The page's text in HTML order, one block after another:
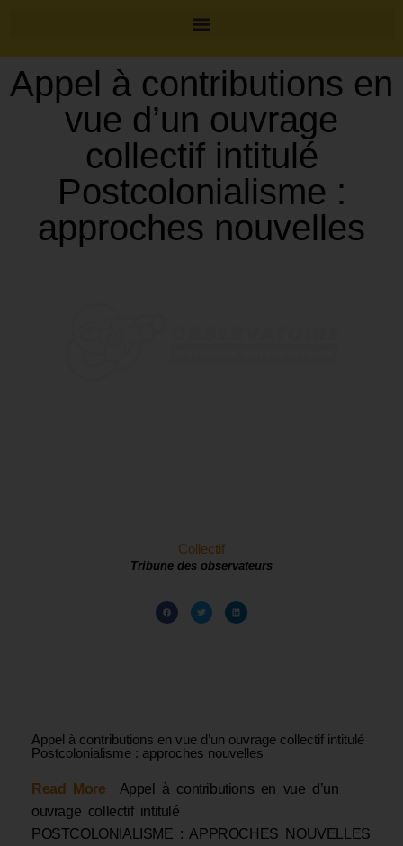
Appel à contributions en
vue d’un ouvrage
collectif intitulé
Postcolonialisme :
approches nouvelles
Collectif
Tribune des observateurs
Appel à contributions en vue d’un ouvrage collectif intitulé
Postcolonialisme : approches nouvelles
Read More Appel à contributions en vue d’un
ouvrage collectif intitulé
POSTCOLONIALISME : APPROCHES NOUVELLES